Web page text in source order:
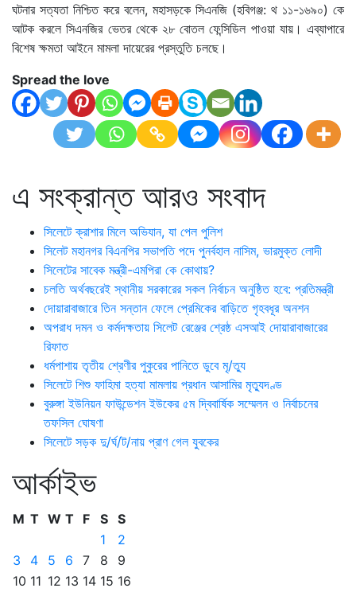
ঘটনার সত্যতা নিশ্চিত করে বলেন, মহাসড়কে সিএনজি (হবিগঞ্জ: থ ১১-১৬৯০) কে
আটক করলে সিএনজির ভেতর থেকে ২৮ বোতল ফেন্সিডিল পাওয়া যায়। এব্যাপারে
বিশেষ ক্ষমতা আইনে মামলা দায়েরের প্রস্তুতি চলছে।
Spread the love
এ সংক্রান্ত আরও সংবাদ
সিলেটে ক্রাশার মিলে অভিযান, যা পেল পুলিশ
সিলেট মহানগর বিএনপির সভাপতি পদে পুনর্বহাল নাসিম, ভারমুক্ত লোদী
সিলেটের সাবেক মন্ত্রী-এমপিরা কে কোথায়?
চলতি অর্থবছরেই স্থানীয় সরকারের সকল নির্বাচন অনুষ্ঠিত হবে: প্রতিমন্ত্রী
দোয়ারাবাজারে তিন সন্তান ফেলে প্রেমিকের বাড়িতে গৃহবধূর অনশন
অপরাধ দমন ও কর্মদক্ষতায় সিলেট রেঞ্জের শ্রেষ্ঠ এসআই দোয়ারাবাজারের
রিফাত
ধর্মপাশায় তৃতীয় শ্রেণীর পুকুরের পানিতে ডুবে মৃ/ত্যু
সিলেটে শিশু ফাহিমা হত্যা মামলায় প্রধান আসামির মৃত্যুদণ্ড
বুরুঙ্গা ইউনিয়ন ফাউন্ডেশন ইউকের ৫ম দ্বিবার্ষিক সম্মেলন ও নির্বাচনের
তফসিল ঘোষণা
সিলেটে সড়ক দু/র্ঘ/ট/নায় প্রাণ গেল যুবকের
আর্কাইভ
M T W T F S S
1
2
3
4 5 6 7 8
9
10 11 12 13 14 15 16